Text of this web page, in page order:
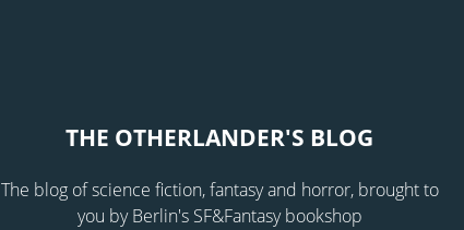
THE OTHERLANDER'S BLOG
The blog of science fiction, fantasy and horror, brought to
you by Berlin's SF&Fantasy bookshop